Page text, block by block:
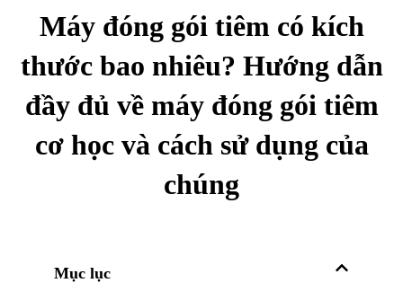
Máy đóng gói tiêm có kích
thước bao nhiêu? Hướng dẫn
đầy đủ về máy đóng gói tiêm
cơ học và cách sử dụng của
chúng
Mục lục